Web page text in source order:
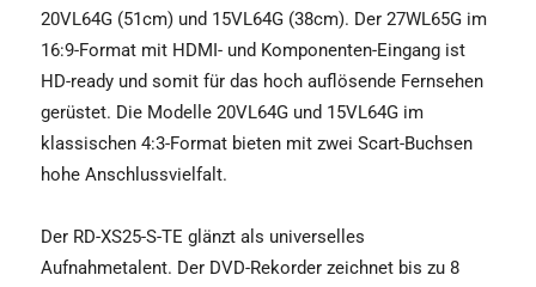
20VL64G (51cm) und 15VL64G (38cm). Der 27WL65G im
16:9-Format mit HDMI- und Komponenten-Eingang ist
HD-ready und somit für das hoch auflösende Fernsehen
gerüstet. Die Modelle 20VL64G und 15VL64G im
klassischen 4:3-Format bieten mit zwei Scart-Buchsen
hohe Anschlussvielfalt.
Der RD-XS25-S-TE glänzt als universelles
Aufnahmetalent. Der DVD-Rekorder zeichnet bis zu 8